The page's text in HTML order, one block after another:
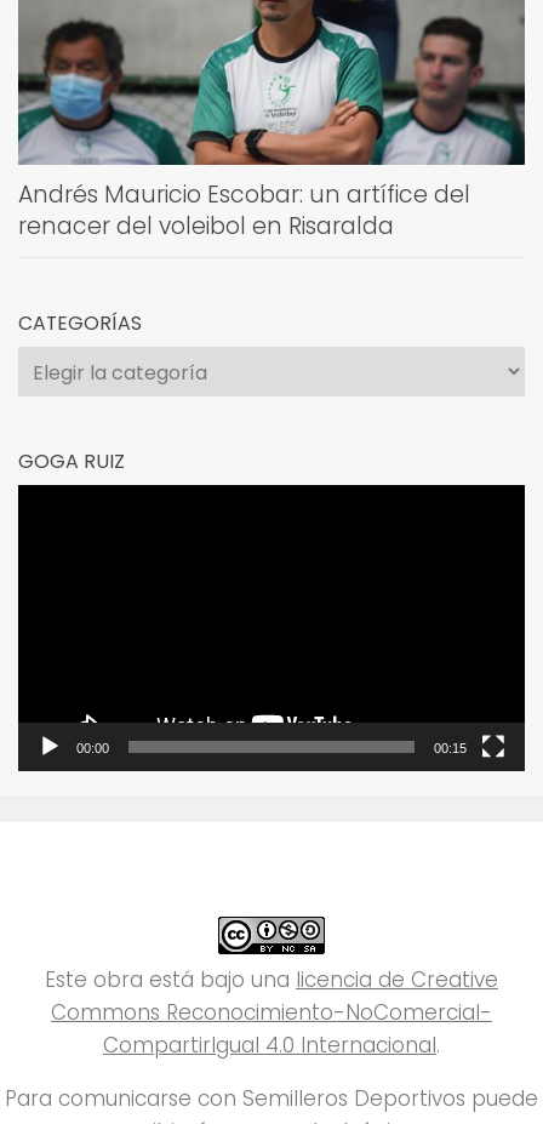
Andrés Mauricio Escobar: un artífice del
renacer del voleibol en Risaralda
CATEGORÍAS
Categorías
GOGA RUIZ
00:00 00:15
Este obra está bajo una licencia de Creative
Commons Reconocimiento-NoComercial-
CompartirIgual 4.0 Internacional.
Para comunicarse con Semilleros Deportivos puede